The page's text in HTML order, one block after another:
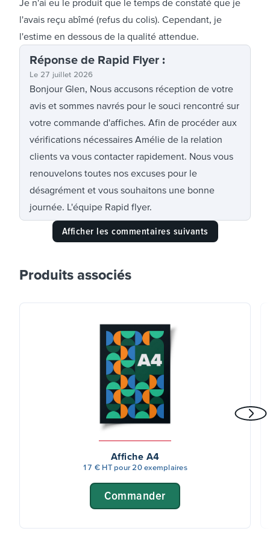
Je n'ai eu le produit que le temps de constaté que je
l'avais reçu abîmé (refus du colis). Cependant, je
l'estime en dessous de la qualité attendue.
Réponse de Rapid Flyer :
Le 27 juillet 2026
Bonjour Glen, Nous accusons réception de votre
avis et sommes navrés pour le souci rencontré sur
votre commande d'affiches. Afin de procéder aux
vérifications nécessaires Amélie de la relation
clients va vous contacter rapidement. Nous vous
renouvelons toutes nos excuses pour le
désagrément et vous souhaitons une bonne
journée. L'équipe Rapid flyer.
Afficher les commentaires suivants
Produits associés
Affiche A4
17 € HT pour 20 exemplaires
Commander